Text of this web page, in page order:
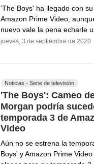
'The Boys' ha llegado con
Amazon Prime Video,
nuevo vale la pena echarle
jueves, 3 de septiembre de 2020
Noticias - Serie de televisión
'The Boys': Cameo
Morgan podría
temporada 3 de
Video
Aún no se estrena la
Boys' y Amazon Prime